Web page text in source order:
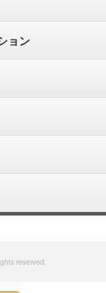
ョン
reserved.